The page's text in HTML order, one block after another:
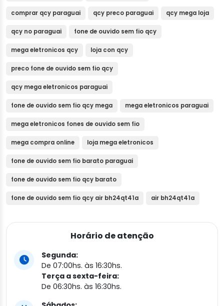
comprar qcy paraguai qcy preco paraguai qcy mega loja
qcy no paraguai fone de ouvido sem fio qcy
mega eletronicos qcy loja con qcy
preco fone de ouvido sem fio qcy
qcy mega eletronicos paraguai
fone de ouvido sem fio qcy mega mega eletronicos paraguai
mega eletronicos fones de ouvido sem fio
mega compra online loja mega eletronicos
fone de ouvido sem fio barato paraguai
fone de ouvido sem fio qcy barato
fone de ouvido sem fio qcy air bh24qt41a air bh24qt41a
Horário de atenção
Segunda:
De 07:00hs. às 16:30hs.
Terça a sexta-feira:
De 06:30hs. às 16:30hs.